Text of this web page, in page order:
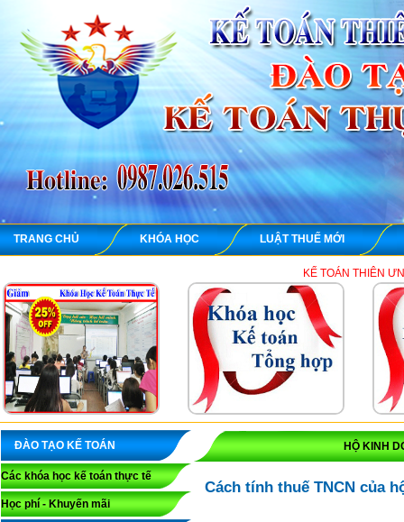
TRANG CHỦ KHÓA HỌC LUẬT THUẾ MỚI
KẾ TOÁN THIÊN ƯNG chuyên
ĐÀO TẠO KẾ TOÁN
Các khóa học kế toán thực tế
Học phí - Khuyến mãi
HỘ KINH
Cách tính thuế TNCN của